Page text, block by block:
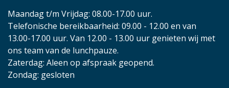
Maandag t/m Vrijdag: 08.00-17.00 uur.
Telefonische bereikbaarheid: 09.00 - 12.00 en van
13.00-17.00 uur. Van 12.00 - 13.00 uur genieten wij met
ons team van de lunchpauze.
Zaterdag: Aleen op afspraak geopend.
Zondag: gesloten